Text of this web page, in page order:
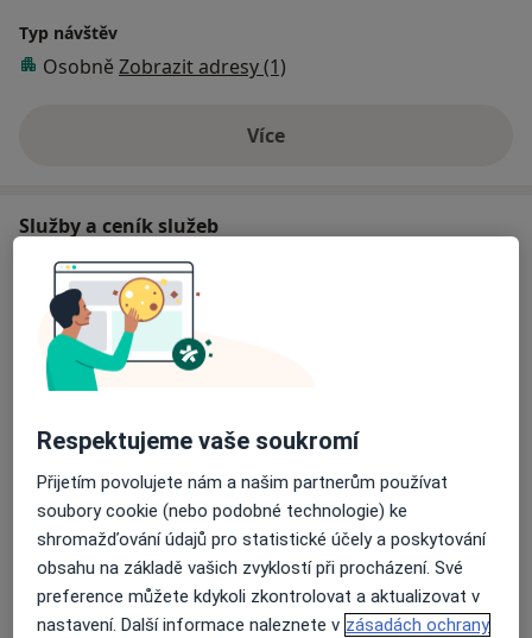
Typ návštěv
Osobně Zobrazit adresy (1)
Víceo zkušenostech
Služby a ceník služeb
Dentální hygiena
Od 2 000 Kč Detaily
Keramická korunka
Ošetření kořenových kanálků
Od 2 500 Kč Detaily Objednat se
Ošetření zubního kazu
Od 2 000 Kč Detaily Objednat se
Respektujeme vaše soukromí
Přijetím povolujete nám a našim partnerům používat
soubory cookie (nebo podobné technologie) ke
shromažďování údajů pro statistické účely a poskytování
obsahu na základě vašich zvyklostí při procházení. Své
preference můžete kdykoli zkontrolovat a aktualizovat v
nastavení. Další informace naleznete v zásadách ochrany